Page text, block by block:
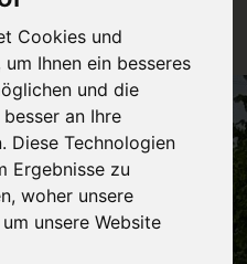
Cookies und
Ihnen ein besseres
und die
an Ihre
Diese Technologien
Ergebnisse zu
woher unsere
unsere Website